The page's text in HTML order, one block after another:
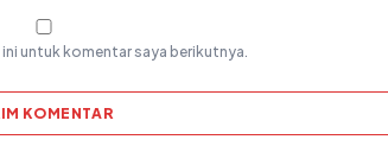
untuk komentar saya berikutnya.